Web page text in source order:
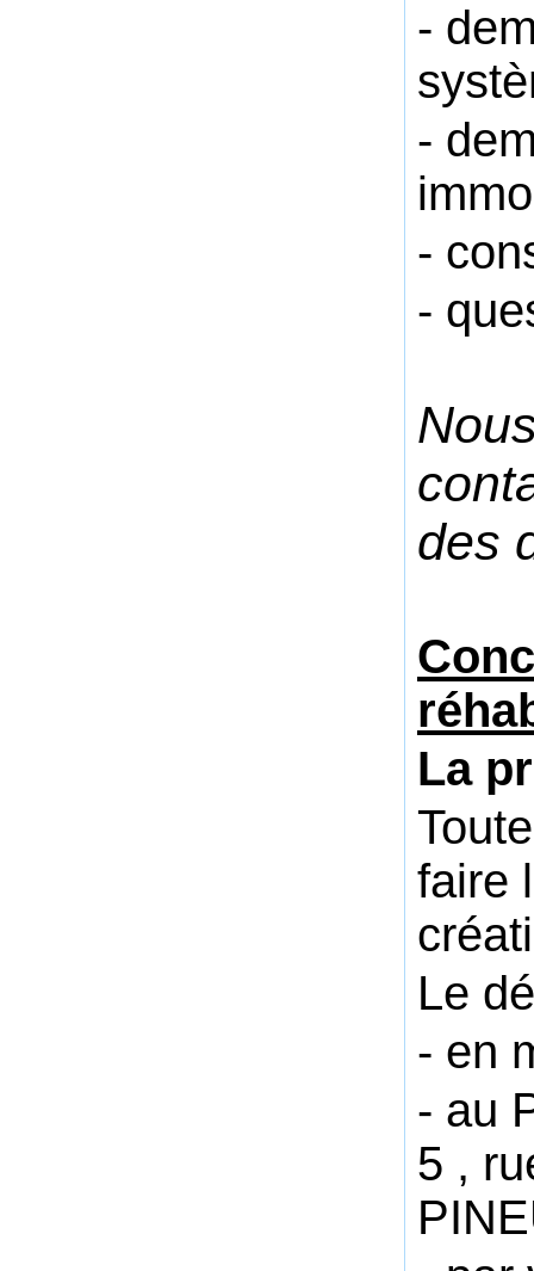
-
-
-
-
des
C
La
faire
Le
- en
- au
5 ,